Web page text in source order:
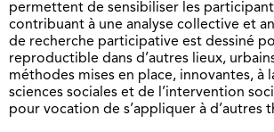
permettent de sensibiliser les
contribuant à une analyse collective et
de recherche participative est dessiné
reproductible dans d’autres lieux,
méthodes mises en place, innovantes, à
sciences sociales et de l’intervention
pour vocation de s’appliquer à d’autres